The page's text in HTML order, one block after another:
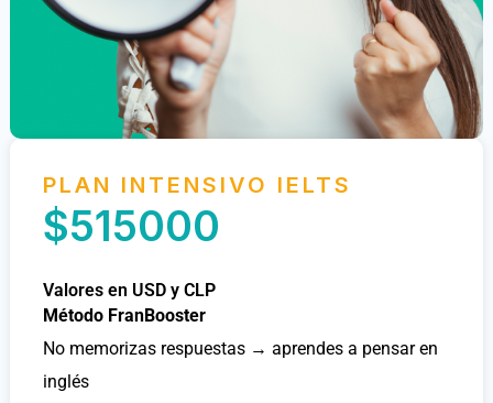
PLAN INTENSIVO IELTS
$515000
Valores en USD y CLP
Método FranBooster
No memorizas respuestas → aprendes a pensar en
inglés